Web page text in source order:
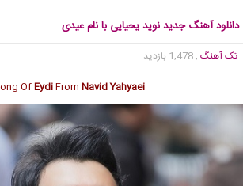
دانلود آهنگ جدید نوید یحیایی با نام عیدی
تک آهنگ , 1,478 بازدید
OfEydiFrom Navid Yahyaei